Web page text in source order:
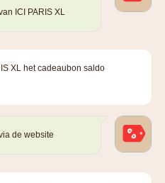
ICI PARIS XL
XL het cadeaubon saldo
de website